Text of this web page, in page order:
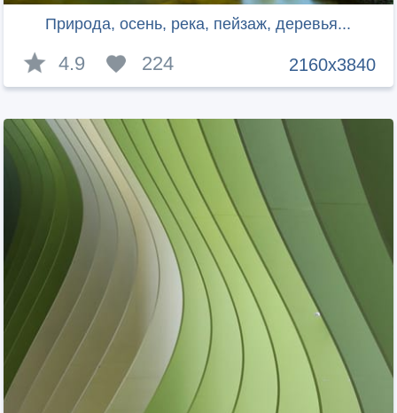
Природа, осень, река, пейзаж, деревья...
2160x3840
4.9 224